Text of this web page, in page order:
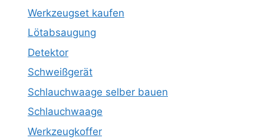
Werkzeugset kaufen
Lötabsaugung
Detektor
Schweißgerät
Schlauchwaage selber bauen
Schlauchwaage
Werkzeugkoffer